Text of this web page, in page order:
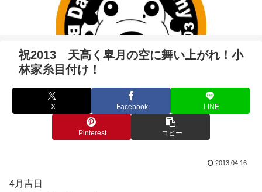
祝2013 天高く皐月の空に舞い上がれ！小
林家糸目付け！
X Facebook LINE
Pinterest コピー
2013.04.16
4月吉日